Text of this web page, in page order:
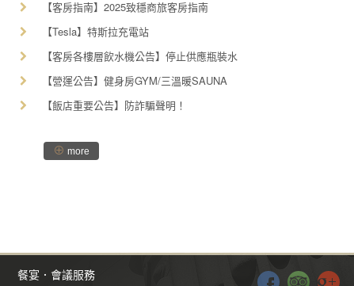
【客房指南】2025致穩商旅客房指南
【Tesla】特斯拉充電站
【客房各樓層飲水機公告】停止供應瓶裝水
【營運公告】健身房GYM/三溫暖SAUNA
【飯店重要公告】防詐騙聲明！
⊕ more
餐宴．會議服務